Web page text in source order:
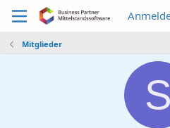
Mitglieder
S